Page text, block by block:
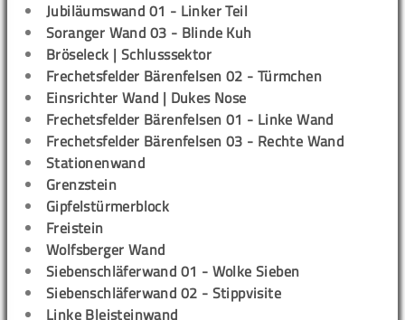
Jubiläumswand 01 - Linker Teil
Soranger Wand 03 - Blinde Kuh
Bröseleck | Schlusssektor
Frechetsfelder Bärenfelsen 02 - Türmchen
Einsrichter Wand | Dukes Nose
Frechetsfelder Bärenfelsen 01 - Linke Wand
Frechetsfelder Bärenfelsen 03 - Rechte Wand
Stationenwand
Grenzstein
Gipfelstürmerblock
Freistein
Wolfsberger Wand
Siebenschläferwand 01 - Wolke Sieben
Siebenschläferwand 02 - Stippvisite
Linke Bleisteinwand